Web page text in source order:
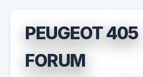
PEUGEOT 405
FORUM